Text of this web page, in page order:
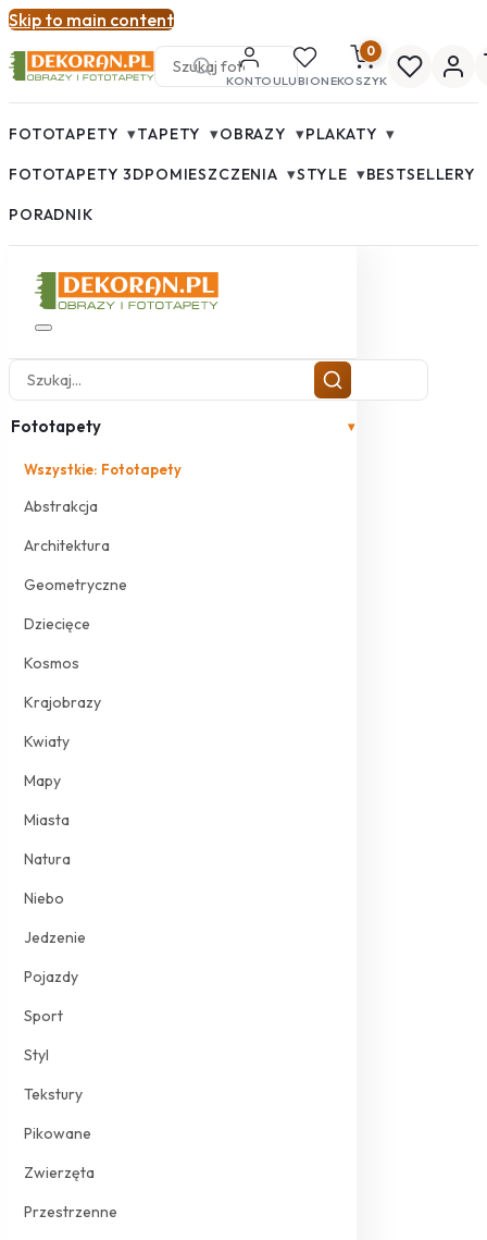
Skip to main content
KONTOULUBIONE
0
KOSZYK
FOTOTAPETY ▾TAPETY ▾OBRAZY ▾PLAKATY ▾
FOTOTAPETY 3DPOMIESZCZENIA ▾STYLE ▾BESTSELLERY
PORADNIK
Fototapety ▾
Wszystkie: Fototapety
Abstrakcja
Architektura
Geometryczne
Dziecięce
Kosmos
Krajobrazy
Kwiaty
Mapy
Miasta
Natura
Niebo
Jedzenie
Pojazdy
Sport
Styl
Tekstury
Pikowane
Zwierzęta
Przestrzenne